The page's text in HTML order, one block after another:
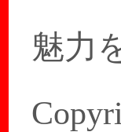
魅力